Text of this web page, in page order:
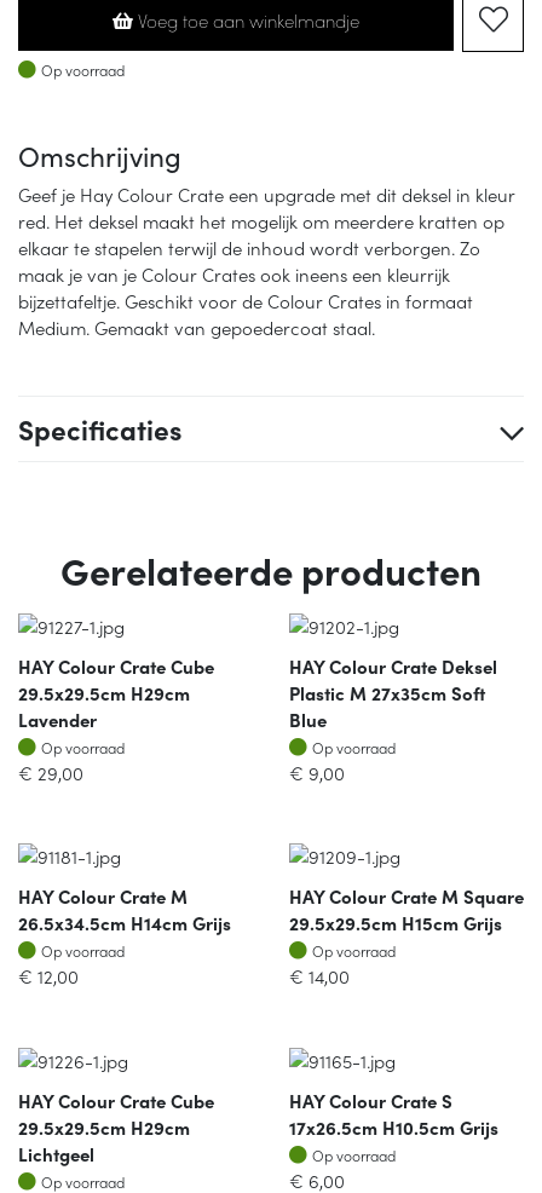
Voeg toe aan winkelmandje
Op voorraad
Op voorraad
Omschrijving
Geef je Hay Colour Crate een upgrade met dit deksel in kleur
red. Het deksel maakt het mogelijk om meerdere kratten op
elkaar te stapelen terwijl de inhoud wordt verborgen. Zo
maak je van je Colour Crates ook ineens een kleurrijk
bijzettafeltje. Geschikt voor de Colour Crates in formaat
Medium. Gemaakt van gepoedercoat staal.
Specificaties
Gerelateerde producten
HAY Colour Crate Cube
29.5x29.5cm H29cm
Lavender
Op voorraad
Op voorraad
€ 29,00
HAY Colour Crate Deksel
Plastic M 27x35cm Soft
Blue
Op voorraad
Op voorraad
€ 9,00
HAY Colour Crate M
26.5x34.5cm H14cm Grijs
Op voorraad
Op voorraad
€ 12,00
HAY Colour Crate M Square
29.5x29.5cm H15cm Grijs
Op voorraad
Op voorraad
€ 14,00
HAY Colour Crate Cube
29.5x29.5cm H29cm
Lichtgeel
Op voorraad
Op voorraad
HAY Colour Crate S
17x26.5cm H10.5cm Grijs
Op voorraad
Op voorraad
€ 6,00